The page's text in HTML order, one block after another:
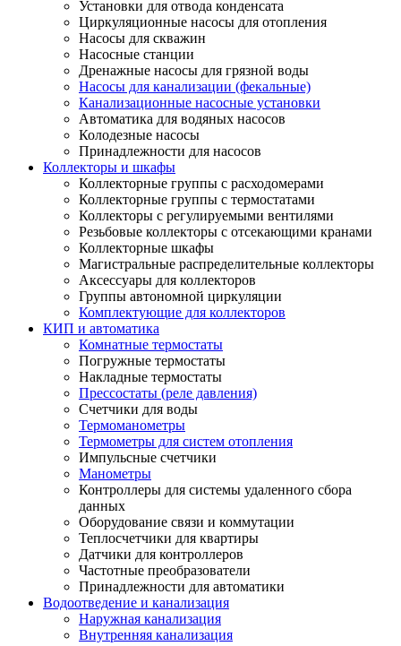
Установки для отвода конденсата
Циркуляционные насосы для отопления
Насосы для скважин
Насосные станции
Дренажные насосы для грязной воды
Насосы для канализации (фекальные)
Канализационные насосные установки
Автоматика для водяных насосов
Колодезные насосы
Принадлежности для насосов
Коллекторы и шкафы
Коллекторные группы с расходомерами
Коллекторные группы с термостатами
Коллекторы с регулируемыми вентилями
Резьбовые коллекторы с отсекающими кранами
Коллекторные шкафы
Магистральные распределительные коллекторы
Аксессуары для коллекторов
Группы автономной циркуляции
Комплектующие для коллекторов
КИП и автоматика
Комнатные термостаты
Погружные термостаты
Накладные термостаты
Прессостаты (реле давления)
Счетчики для воды
Термоманометры
Термометры для систем отопления
Импульсные счетчики
Манометры
Контроллеры для системы удаленного сбора
данных
Оборудование связи и коммутации
Теплосчетчики для квартиры
Датчики для контроллеров
Частотные преобразователи
Принадлежности для автоматики
Водоотведение и канализация
Наружная канализация
Внутренняя канализация